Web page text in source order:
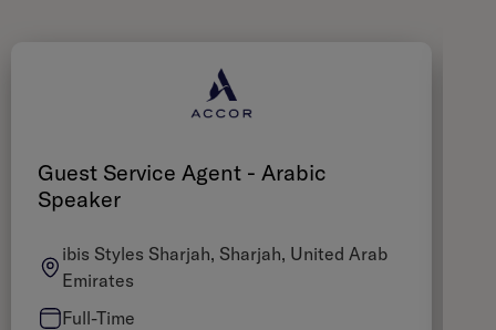
Guest Service Agent - Arabic
Speaker
ibis Styles Sharjah, Sharjah, United Arab
Emirates
Full-Time